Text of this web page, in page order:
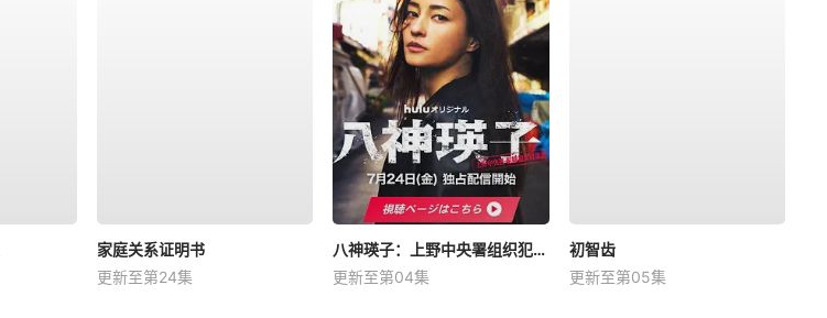
家庭关系证明书
更新至第24集
八神瑛子：上野中央署组织犯罪对策课
更新至第04集
初智齿
更新至第05集